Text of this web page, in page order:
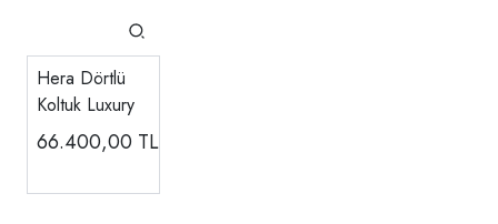
Hera Dörtlü
Koltuk Luxury
66.400,00 TL